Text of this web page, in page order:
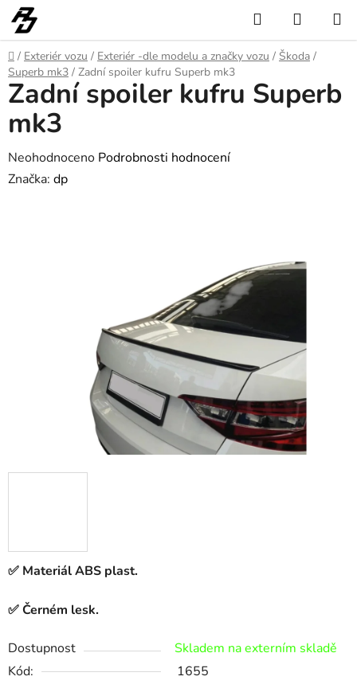
Přejít
na
obsah
Hledat
KOŠÍK
Domů
/ Exteriér vozu / Exteriér -dle modelu a značky vozu / Škoda /
Superb mk3 / Zadní spoiler kufru Superb mk3
✅ Materiál ABS plast.
✅Černém lesk.
Dostupnost
Skladem na externím skladě
Kód:
1655
Zadní spoiler kufru Superb
mk3
Průměrné
hodnocení
Neohodnoceno Podrobnosti hodnocení
Značka: dp